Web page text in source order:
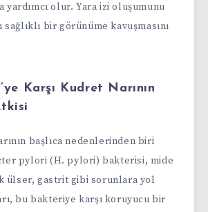
yardımcı olur. Yara izi oluşumunu
bir görünüme kavuşmasını
Karşı Kudret Narının
başlıca nedenlerinden biri
pylori (H. pylori) bakterisi, mide
ülser, gastrit gibi sorunlara yol
bu bakteriye karşı koruyucu bir